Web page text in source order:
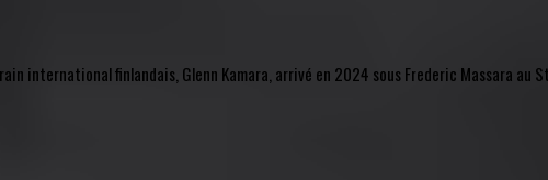
international finlandais, Glenn Kamara, arrivé en 2024 sous Frederic Massara au